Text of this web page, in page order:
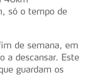
só o tempo de
de semana, em
a descansar. Este
guardam os